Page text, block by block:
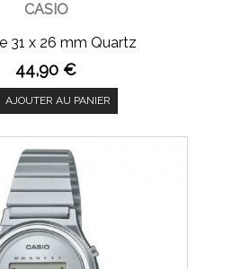
CASIO
31 x 26 mm Quartz
44,90 €
AJOUTER AU PANIER